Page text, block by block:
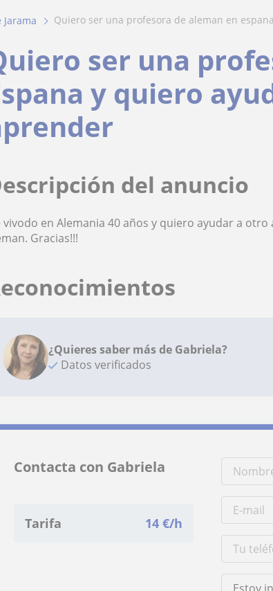
Jarama quiero ser una profesora de aleman en
ser una
y quiero
del anuncio
vivodo en Alemania 40 años y quiero ayudar a
Gracias!!!
¿Quieres saber más de Gabriela?
Datos verificados
Contacta con Gabriela
Tarifa 14 €/h